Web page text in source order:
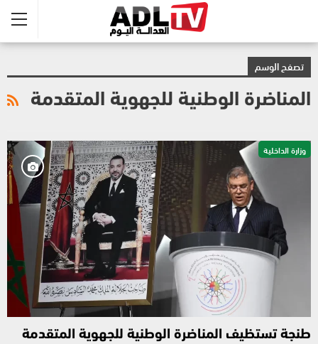
تصفح الوسم
المناضرة الوطنية للجهوية المتقدمة
وزارة الداخلية
طنجة تستظيف المناضرة الوطنية للجهوية المتقدمة